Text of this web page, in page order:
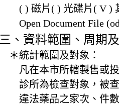
( ) 磁片( ) 光碟片( V )
Open Document File
三、資料範圍、周期
＊統計範圍及對象：
凡在本市所轄製售或
診所為檢查對象，被
違法藥品之家次、件